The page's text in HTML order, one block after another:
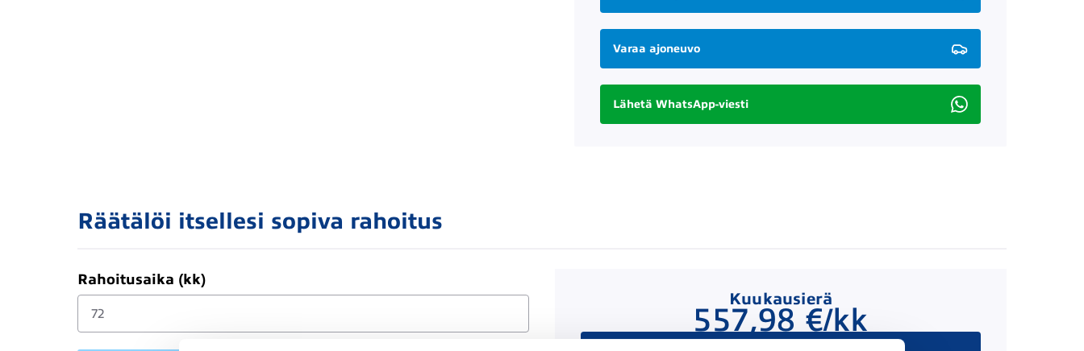
Varaa ajoneuvo
Lähetä WhatsApp-viesti
Räätälöi itsellesi sopiva rahoitus
Rahoitusaika (kk)
Kuukausierä
557,98 €/kk